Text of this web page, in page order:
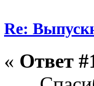
Re:
« Ответ